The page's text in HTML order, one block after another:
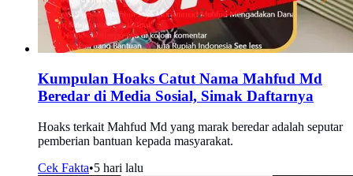
Kumpulan Hoaks Catut Nama Mahfud Md
Beredar di Media Sosial, Simak Daftarnya
Hoaks terkait Mahfud Md yang marak beredar adalah seputar
pemberian bantuan kepada masyarakat.
Cek Fakta•5 hari lalu